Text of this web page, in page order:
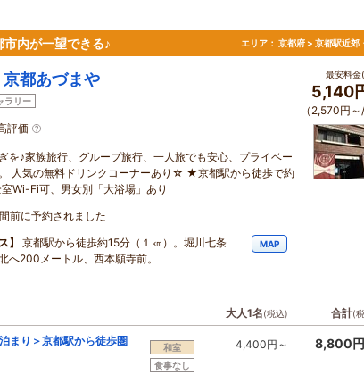
内が一望できる♪ エリア： 京都府 > 京都駅近郊
都あづまや
ラリー
評価
を♪家族旅行、グループ旅行、一人旅でも安心、プライベー
人気の無料ドリンクコーナーあり☆ ★京都駅から徒歩で約
Wi-Fi可、男女別「大浴場」あり
前に予約されました
】
京都駅から徒歩約15分（１㎞）。堀川七条
へ200メートル、西本願寺前。
MAP
最安料金
5,140
（2,570円～/
大人1名(税込) 合計(
まり＞京都駅から徒歩圏
和室
食事なし
4,400円～ 8,800